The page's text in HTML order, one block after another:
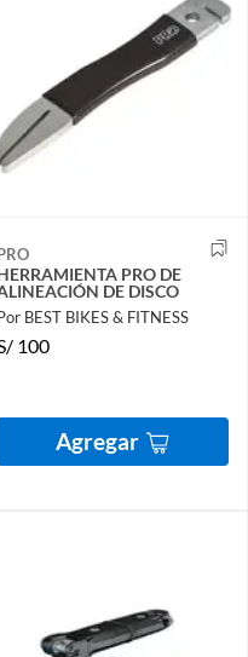
PRO DE
DE DISCO
BEST BIKES & FITNESS
100
Agregar